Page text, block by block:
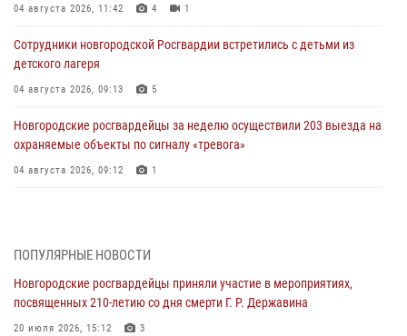
04 августа 2026, 11:42 4 1
Сотрудники новгородской Росгвардии встретились с детьми из
детского лагеря
04 августа 2026, 09:13 5
Новгородские росгвардейцы за неделю осуществили 203 выезда на
охраняемые объекты по сигналу «тревога»
04 августа 2026, 09:12 1
В Великом Новгороде сотрудники центра лицензионно-
разрешительной работы Росгвардии провели телефонную «горячую
ПОПУЛЯРНЫЕ НОВОСТИ
Новгородские росгвардейцы приняли участие в мероприятиях,
посвященных 210-летию со дня смерти Г. Р. Державина
20 июля 2026, 15:12 3